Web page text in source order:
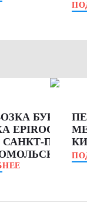
EPIROC
САНКТ-
НА-